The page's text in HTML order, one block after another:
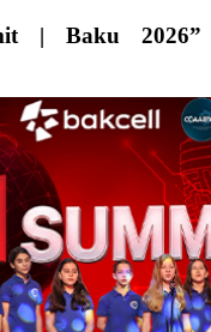
| Baku 2026”